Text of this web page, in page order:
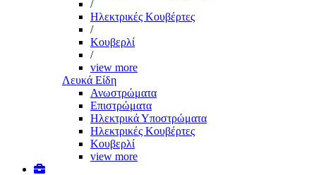
/
Ηλεκτρικές Κουβέρτες
/
Κουβερλί
/
view more
Λευκά Είδη
Ανωστρώματα
Επιστρώματα
Ηλεκτρικά Υποστρώματα
Ηλεκτρικές Κουβέρτες
Κουβερλί
view more